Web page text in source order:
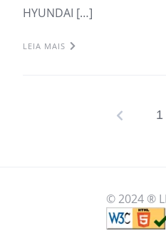
HYUNDAI […]
LEIA MAIS
1
© 2024 ®